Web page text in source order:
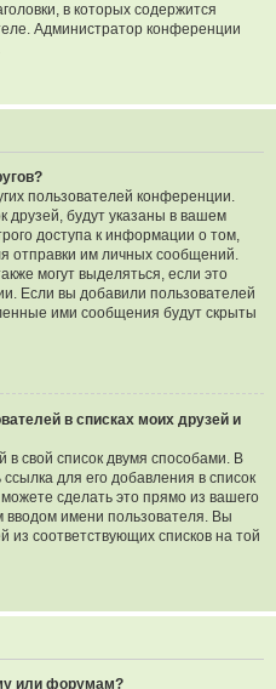
в которых содержится
Администратор конференции
пользователей конференции.
друзей, будут указаны в вашем
доступа к информации о том,
отправки им личных сообщений.
могут выделяться, если это
Если вы добавили пользователей
ими сообщения будут скрыты
в списках моих друзей и
свой список двумя способами. В
для его добавления в список
сделать это прямо из вашего
вводом имени пользователя. Вы
из соответствующих списков на той
или форумам?